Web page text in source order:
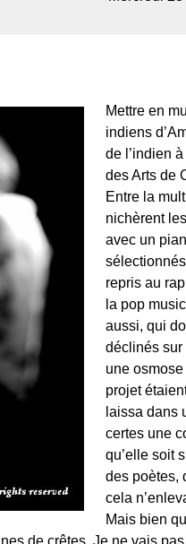
Mettre en
indiens
de l’indien
des Arts de
Entre la
nichèrent
avec un
repris au
la pop
aussi, qui
déclinés
une
projet
laissa dans
certes une
qu’elle soit
des poètes,
cela
Mais bien
de crêtes. Je ne vais